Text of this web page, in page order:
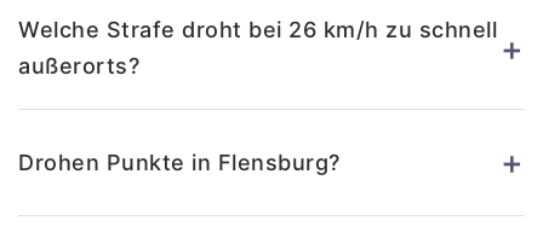
Welche Strafe droht bei 26 km/h zu schnell
außerorts?
+
Drohen Punkte in Flensburg? +